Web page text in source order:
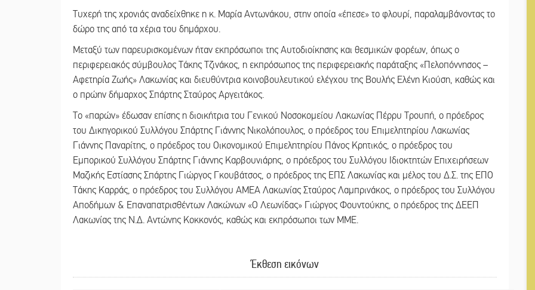
Τυχερή της χρονιάς αναδείχθηκε η κ. Μαρία Αντωνάκου, στην οποία «έπεσε» το φλουρί, παραλαμβάνοντας το
δώρο της από τα χέρια του δημάρχου.
Μεταξύ των παρευρισκομένων ήταν εκπρόσωποι της Αυτοδιοίκησης και θεσμικών φορέων, όπως ο
περιφερειακός σύμβουλος Τάκης Τζινάκος, η εκπρόσωπος της περιφερειακής παράταξης «Πελοπόννησος –
Αφετηρία Ζωής» Λακωνίας και διευθύντρια κοινοβουλευτικού ελέγχου της Βουλής Ελένη Κιούση, καθώς και
ο πρώην δήμαρχος Σπάρτης Σταύρος Αργειτάκος.
Το «παρών» έδωσαν επίσης η διοικήτρια του Γενικού Νοσοκομείου Λακωνίας Πέρρυ Τρουπή, ο πρόεδρος
του Δικηγορικού Συλλόγου Σπάρτης Γιάννης Νικολόπουλος, ο πρόεδρος του Επιμελητηρίου Λακωνίας
Γιάννης Παναρίτης, ο πρόεδρος του Οικονομικού Επιμελητηρίου Πάνος Κρητικός, ο πρόεδρος του
Εμπορικού Συλλόγου Σπάρτης Γιάννης Καρβουνιάρης, ο πρόεδρος του Συλλόγου Ιδιοκτητών Επιχειρήσεων
Μαζικής Εστίασης Σπάρτης Γιώργος Γκουβάτσος, ο πρόεδρος της ΕΠΣ Λακωνίας και μέλος του Δ.Σ. της ΕΠΟ
Τάκης Καρράς, ο πρόεδρος του Συλλόγου ΑΜΕΑ Λακωνίας Σταύρος Λαμπρινάκος, ο πρόεδρος του Συλλόγου
Αποδήμων & Επαναπατρισθέντων Λακώνων «Ο Λεωνίδας» Γιώργος Φουντούκης, ο πρόεδρος της ΔΕΕΠ
Λακωνίας της Ν.Δ. Αντώνης Κοκκονός, καθώς και εκπρόσωποι των ΜΜΕ.
Έκθεση εικόνων